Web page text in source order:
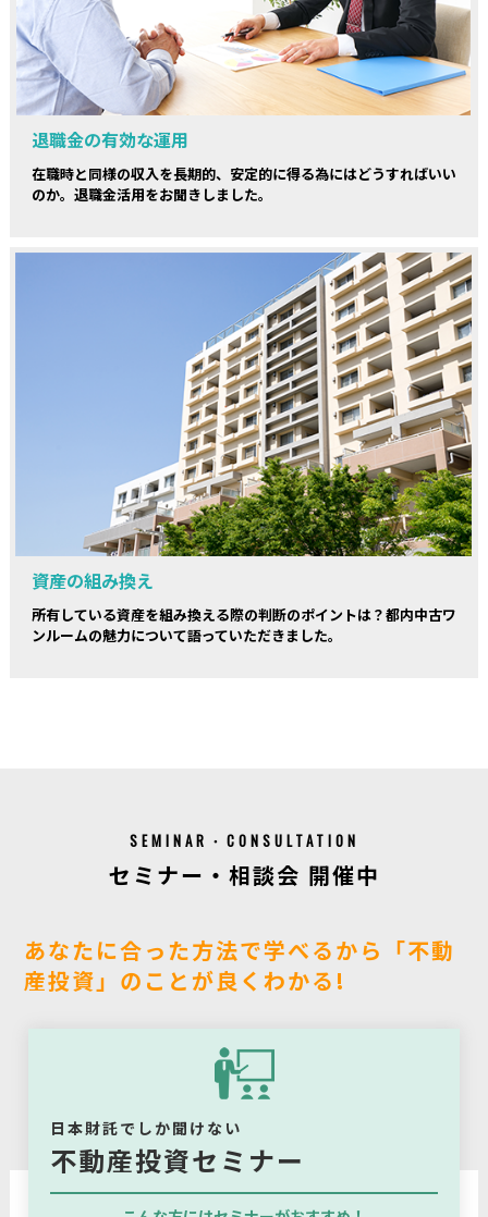
退職金の有効な運用
在職時と同様の収入を長期的、安定的に得る為にはどうすればいい
のか。退職金活用をお聞きしました。
資産の組み換え
所有している資産を組み換える際の判断のポイントは？都内中古ワ
ンルームの魅力について語っていただきました。
SEMINAR・CONSULTATION
セミナー・相談会 開催中
あなたに合った方法で学べるから「不動
産投資」のことが良くわかる!
日本財託でしか聞けない
不動産投資セミナー